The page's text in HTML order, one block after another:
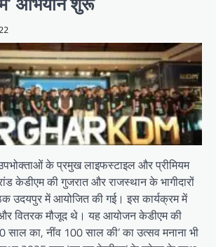
के प्रमुख लाइफस्टाइल और प्रीमियम
केडीएम की गुजरात और राजस्थान के भागीदारों
उदयपुर में आयोजित की गई। इस कार्यक्रम में
और वितरक मौजूद थे। यह आयोजन केडीएम की
साल का, नींव 100 साल की’ का उत्सव मनाना भी